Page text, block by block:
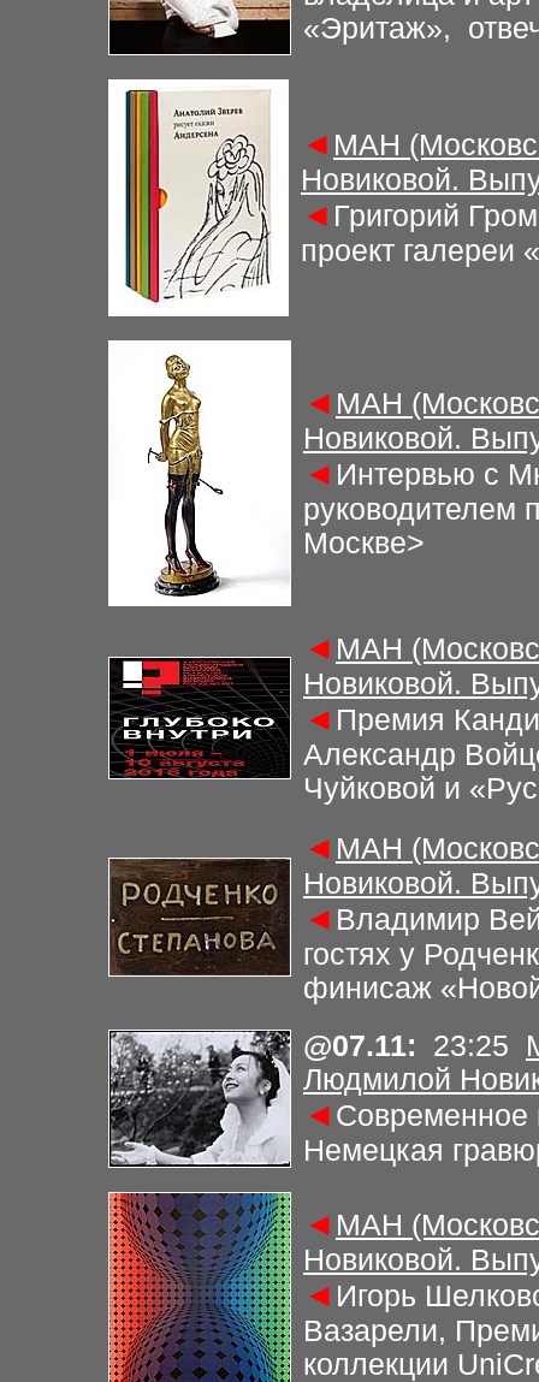
«Эритаж»,
◄ МАН
Новиковой.
◄ Григорий
проект галереи
◄ МАН
Новиковой.
◄ Интервью с
руководителем
Москве>
◄ МАН
Новиковой.
◄ Премия
Александр
Чуйковой и
◄ МАН
Новиковой.
◄ Владимир
гостях у
финисаж
@07.11: 23:25
Людмилой
◄ Современное
Немецкая
◄ МАН
Новиковой.
◄ Игорь
Вазарели,
коллекции